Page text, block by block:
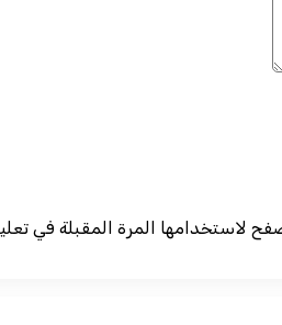
لاستخدامها المرة المقبلة في